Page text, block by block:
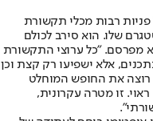
רבות מכלי תקשורת
שלו. הוא סירב לכולם
מפרסם. "כל ערוצי התקשורת
אלא ישפיעו רק קצת וכן
רוצה את החופש המוחלט
זו מטרה עקרונית,